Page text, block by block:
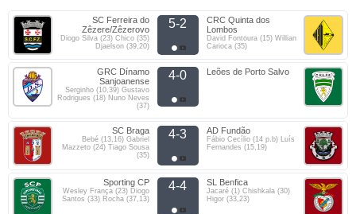
SC Ferreira do
Zêzere/Zêzerovo
Diogo Silva (23) Chico (35)
Djaelson (39,20)
5-2
CRC Quinta dos
Lombos
David Fontoura (15) Willian
Carioca (35)
GRC Dínamo
Sanjoanense
Serginho (10,39) Gustavo
Rodrigues (18) Nuno Neves
(37)
4-0 Leões de Porto Salvo
SC Braga
Bebé (13,16) Gabriel
Mazzeto (24) Tiago Sousa
(35)
4-3 AD Fundão
Fábio Cecílio (14 p.b) Luís
Fernandes (15,19)
Sporting CP
Wesley França (23) Diogo
Santos (33) Rocha (37,13)
4-4 SL Benfica
Jacaré (1) Chishkala (30)
Higor (33,23)